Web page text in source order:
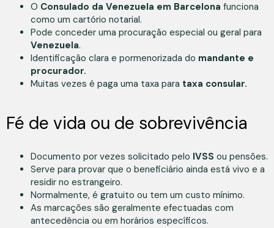
O Consulado da Venezuela em Barcelona funciona
como um cartório notarial.
Pode conceder uma procuração especial ou geral para
Venezuela.
Identificação clara e pormenorizada do mandante e
procurador.
Muitas vezes é paga uma taxa para taxa consular.
Fé de vida ou de sobrevivência
Documento por vezes solicitado pelo IVSS ou pensões.
Serve para provar que o beneficiário ainda está vivo e a
residir no estrangeiro.
Normalmente, é gratuito ou tem um custo mínimo.
As marcações são geralmente efectuadas com
antecedência ou em horários específicos.